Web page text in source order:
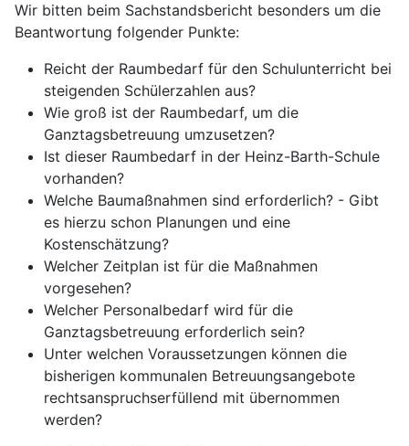
Wir bitten beim Sachstandsbericht besonders um die
Beantwortung folgender Punkte:
Reicht der Raumbedarf für den Schulunterricht bei
steigenden Schülerzahlen aus?
Wie groß ist der Raumbedarf, um die
Ganztagsbetreuung umzusetzen?
Ist dieser Raumbedarf in der Heinz-Barth-Schule
vorhanden?
Welche Baumaßnahmen sind erforderlich? - Gibt
es hierzu schon Planungen und eine
Kostenschätzung?
Welcher Zeitplan ist für die Maßnahmen
vorgesehen?
Welcher Personalbedarf wird für die
Ganztagsbetreuung erforderlich sein?
Unter welchen Voraussetzungen können die
bisherigen kommunalen Betreuungsangebote
rechtsanspruchserfüllend mit übernommen
werden?